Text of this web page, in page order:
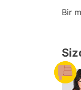
Bir